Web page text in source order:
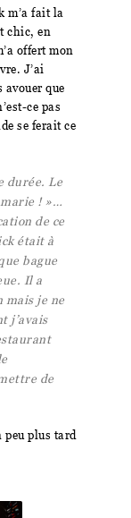
m’a fait la
chic, en
offert mon
J’ai
avouer que
ce pas
se ferait ce
durée. Le
! »…
de ce
était à
bague
Il a
mais je ne
j’avais
de
peu plus tard